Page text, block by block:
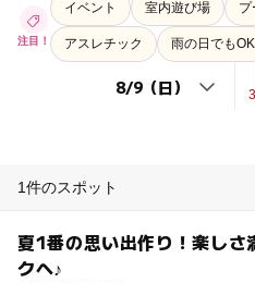
注目！
イベント 室内遊び場 プ
アスレチック 雨の日でもOK
1件のスポット
夏1番の思い出作り！楽しさ
クへ♪